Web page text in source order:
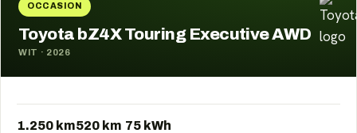
OCCASION
Toyota bZ4X Touring Executive AWD
WIT · 2026
1.250 km520 km 75 kWh